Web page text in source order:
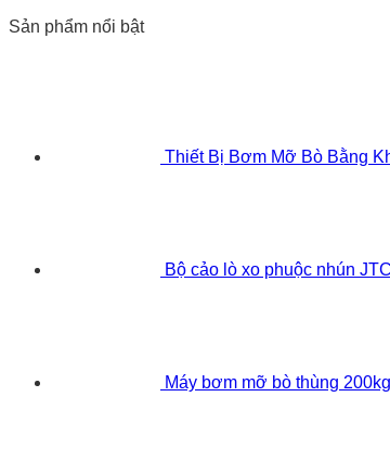
Sản phẩm nổi bật
Thiết Bị Bơm Mỡ Bò Bằng
Bộ cảo lò xo phuộc nhún
Máy bơm mỡ bò thùng